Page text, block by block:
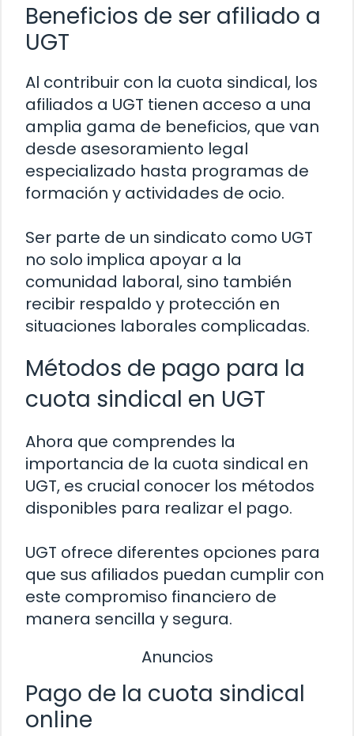
Beneficios de ser afiliado a
UGT
Al contribuir con la cuota sindical, los
afiliados a UGT tienen acceso a una
amplia gama de beneficios, que van
desde asesoramiento legal
especializado hasta programas de
formación y actividades de ocio.
Ser parte de un sindicato como UGT
no solo implica apoyar a la
comunidad laboral, sino también
recibir respaldo y protección en
situaciones laborales complicadas.
Métodos de pago para la
cuota sindical en UGT
Ahora que comprendes la
importancia de la cuota sindical en
UGT, es crucial conocer los métodos
disponibles para realizar el pago.
UGT ofrece diferentes opciones para
que sus afiliados puedan cumplir con
este compromiso financiero de
manera sencilla y segura.
Anuncios
Pago de la cuota sindical
online